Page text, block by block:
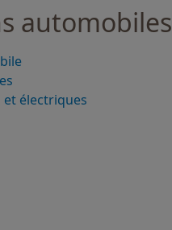
automobiles
et électriques